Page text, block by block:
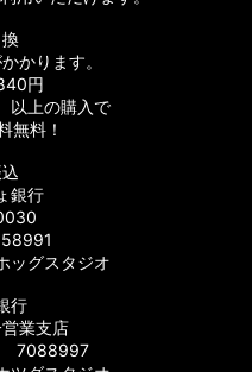
かります。
円
以上の購入で
無料！
銀行
ッグスタジオ
行
業支店
7088997